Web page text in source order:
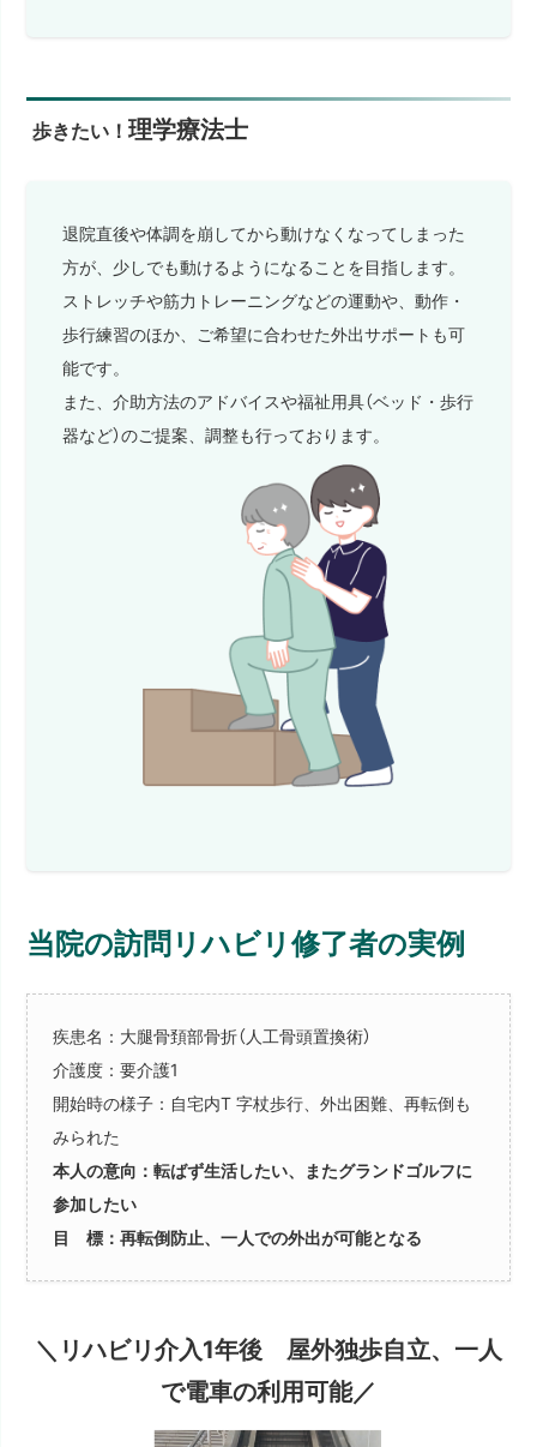
歩きたい！理学療法士
退院直後や体調を崩してから動けなくなってしまった
方が、少しでも動けるようになることを目指します。
ストレッチや筋力トレーニングなどの運動や、動作・
歩行練習のほか、ご希望に合わせた外出サポートも可
能です。
また、介助方法のアドバイスや福祉用具（ベッド・歩行
器など）のご提案、調整も行っております。
当院の訪問リハビリ修了者の実例
疾患名：大腿骨頚部骨折（人工骨頭置換術）
介護度：要介護1
開始時の様子：自宅内T 字杖歩行、外出困難、再転倒も
みられた
本人の意向：転ばず生活したい、またグランドゴルフに
参加したい
目 標：再転倒防止、一人での外出が可能となる
＼リハビリ介入1年後 屋外独歩自立、一人
で電車の利用可能／